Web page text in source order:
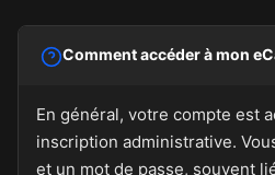
Comment accéder à mon
En général, votre compte est
inscription administrative.
et un mot de passe, souvent